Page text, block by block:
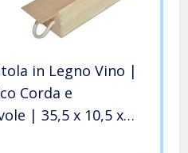
in Legno Vino |
Corda e
| 35,5 x 10,5 x